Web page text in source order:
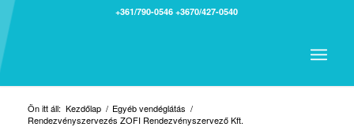
+361/790-0546 +3670/427-0540
Ön itt áll: Kezdőlap / Egyéb vendéglátás /
Rendezvényszervezés ZOFI Rendezvényszervező Kft.